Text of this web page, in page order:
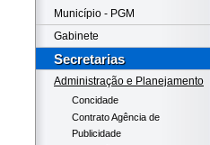
Município - PGM
Gabinete
Secretarias
Administração e Planejamento
Concidade
Contrato Agência de
Publicidade